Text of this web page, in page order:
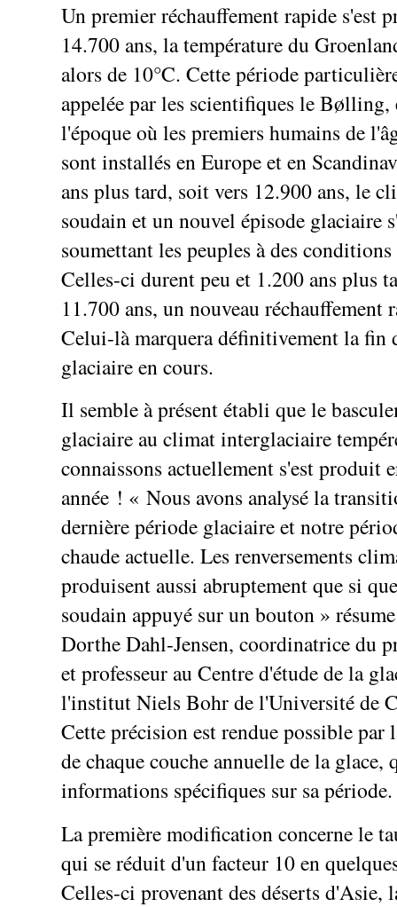
Un premier réchauffement rapide s'est
14.700 ans, la température du
alors de 10°C. Cette période
appelée par les scientifiques le Bølling,
l'époque où les premiers humains de
sont installés en Europe et en
ans plus tard, soit vers 12.900 ans, le
soudain et un nouvel épisode glaciaire
soumettant les peuples à des conditions
Celles-ci durent peu et 1.200 ans plus
11.700 ans, un nouveau
Celui-là marquera définitivement la fin
glaciaire en cours.
Il semble à présent établi que le
glaciaire au climat interglaciaire
connaissons actuellement s'est produit
année ! « Nous avons analysé la
dernière période glaciaire et notre
chaude actuelle. Les renversements
produisent aussi abruptement que si
soudain appuyé sur un bouton »
Dorthe Dahl-Jensen, coordinatrice du
et professeur au Centre d'étude de la
l'institut Niels Bohr de l'Université de
Cette précision est rendue possible par
de chaque couche annuelle de la glace,
informations spécifiques sur sa période.
La première modification concerne le
qui se réduit d'un facteur 10 en
Celles-ci provenant des déserts d'Asie,